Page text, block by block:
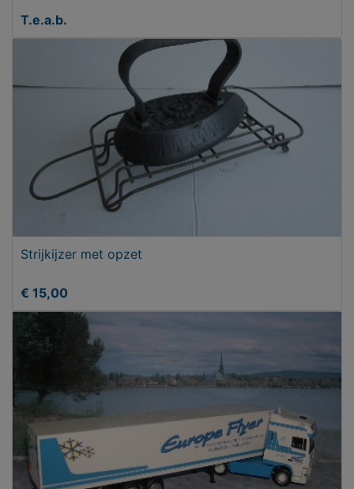
T.e.a.b.
Strijkijzer met opzet
€ 15,00